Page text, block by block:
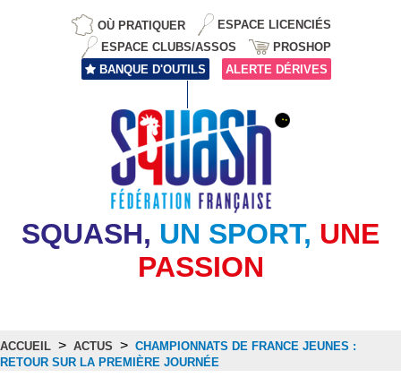
OÙ PRATIQUER
ESPACE LICENCIÉS
ESPACE CLUBS/ASSOS
PROSHOP
BANQUE D'OUTILS
ALERTE DÉRIVES
SQUASH, UN SPORT, UNE
PASSION
ACCUEIL > ACTUS > CHAMPIONNATS DE FRANCE JEUNES :
RETOUR SUR LA PREMIÈRE JOURNÉE